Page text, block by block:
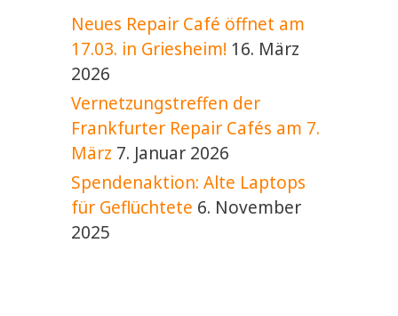
Neues Repair Café öffnet am
17.03. in Griesheim! 16. März
2026
Vernetzungstreffen der
Frankfurter Repair Cafés am 7.
März 7. Januar 2026
Spendenaktion: Alte Laptops
für Geflüchtete 6. November
2025